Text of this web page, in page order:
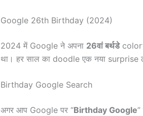
Google 26th Birthday (2024)
2024 में Google ने अपना 26वां बर्थडे
था। हर साल का doodle एक नया surprise
Birthday Google Search
अगर आप Google पर “Birthday Google